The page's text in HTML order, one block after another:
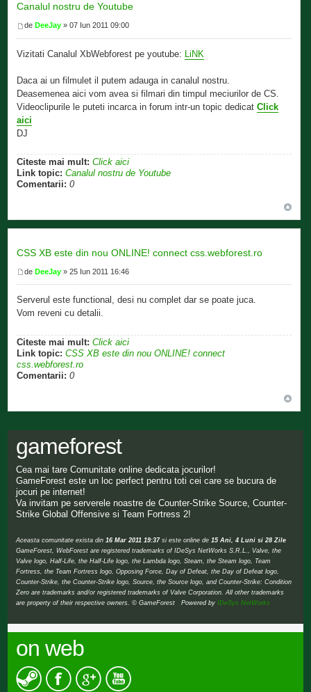
Canalul nostru de Youtube
deDeeJay » 07 Iun 2011 09:00
Vizitati Canalul XbWebforest pe youtube: LiNK
Daca ai un filmulet il putem adauga in canalul nostru.
Deasemenea aici vom avea si filmari din timpul meciurilor de CS.
Videoclipurile le puteti incarca in forum intr-un topic dedicatClick
aici
DJ
Citeste mai mult: Click aici
Link topic: Canalul nostru de Youtube
Comentarii: 0
CSS XB este din nou ONLINE! connect css.webforest.ro
deDeeJay » 25 Iun 2011 16:46
Serverul este functional, desi nu complet dar se poate juca.
Vom reveni cu detalii.
Citeste mai mult: Click aici
Link topic: CSS XB este din nou ONLINE! connect
css.webforest.ro
Comentarii: 0
gameforest
Cea mai tare Comunitate online dedicata jocurilor!
GameForest este un loc perfect pentru toti cei care se bucura de
jocuri pe internet!
Va invitam pe serverele noastre de Counter-Strike Source, Counter-
Strike Global Offensive si Team Fortress 2!
Aceasta comunitate exista din 16 Mar 2011 19:37si este online de 15 Ani, 4 Luni si 28 Zile
GameForest, WebForest are registered trademarks of IDeSys NetWorks S.R.L., Valve, the
Valve logo, Half-Life, the Half-Life logo, the Lambda logo, Steam, the Steam logo, Team
Fortress, the Team Fortress logo, Opposing Force, Day of Defeat, the Day of Defeat logo,
Counter-Strike, the Counter-Strike logo, Source, the Source logo, and Counter-Strike: Condition
Zero are trademarks and/or registered trademarks of Valve Corporation. All other trademarks
are property of their respective owners. © GameForest Powered byIDeSys NetWorks
on web